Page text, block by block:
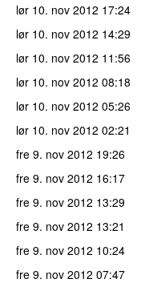
lør 10. nov 2012 17:24
lør 10. nov 2012 14:29
lør 10. nov 2012 11:56
lør 10. nov 2012 08:18
lør 10. nov 2012 05:26
lør 10. nov 2012 02:21
fre 9. nov 2012 19:26
fre 9. nov 2012 16:17
fre 9. nov 2012 13:29
fre 9. nov 2012 13:21
fre 9. nov 2012 10:24
fre 9. nov 2012 07:47